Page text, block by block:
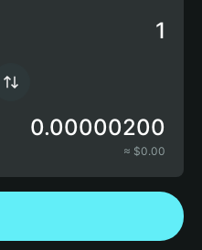
0.00000200
≈ $0.00